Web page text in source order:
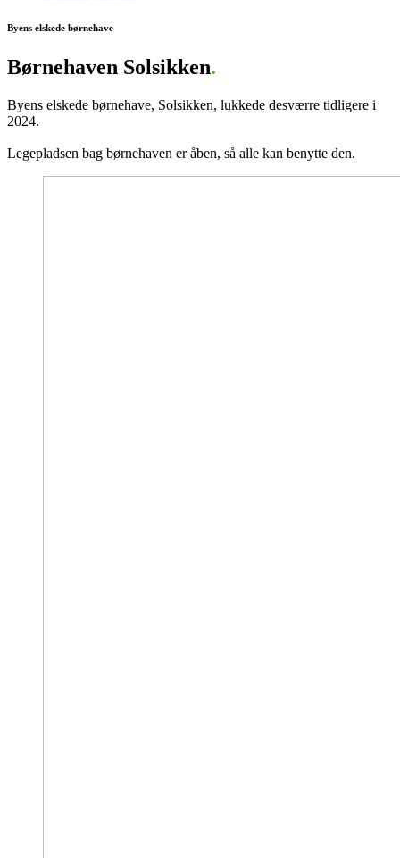
Byens elskede børnehave
Børnehaven Solsikken.
Byens elskede børnehave, Solsikken, lukkede desværre tidligere i
2024.
Legepladsen bag børnehaven er åben, så alle kan benytte den.